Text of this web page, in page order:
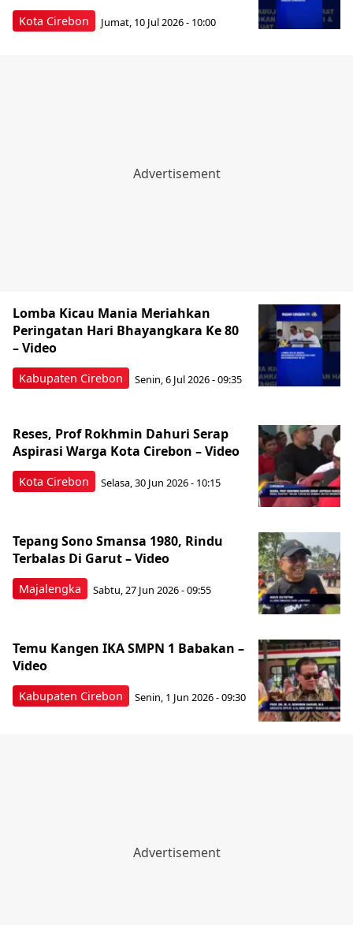
Kota Cirebon Jumat, 10 Jul 2026 - 10:00
Kabupaten Cirebon
Lomba Kicau Mania Meriahkan
Peringatan Hari Bhayangkara Ke 80
– Video
Senin, 6 Jul 2026 - 09:35
Kota Cirebon
Reses, Prof Rokhmin Dahuri Serap
Aspirasi Warga Kota Cirebon – Video
Selasa, 30 Jun 2026 - 10:15
Majalengka
Tepang Sono Smansa 1980, Rindu
Terbalas Di Garut – Video
Sabtu, 27 Jun 2026 - 09:55
Kabupaten Cirebon
Temu Kangen IKA SMPN 1 Babakan –
Video
Senin, 1 Jun 2026 - 09:30